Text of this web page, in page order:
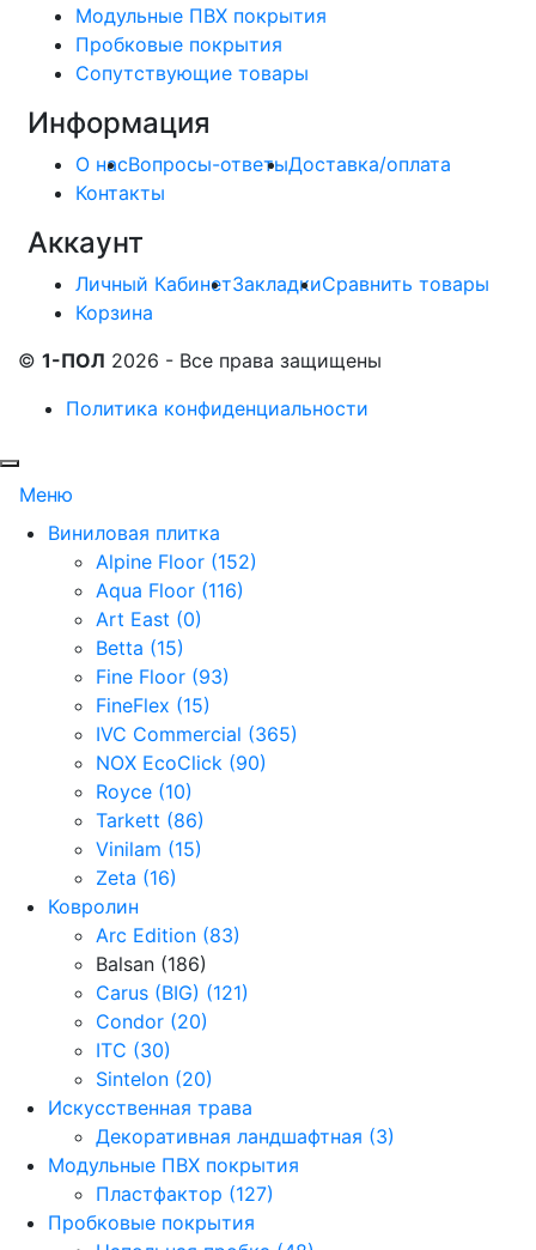
Модульные ПВХ покрытия
Пробковые покрытия
Сопутствующие товары
Информация
О насВопросы-ответыДоставка/оплата
Контакты
Аккаунт
Личный КабинетЗакладкиСравнить товары
Корзина
© 1-ПОЛ 2026 - Все права защищены
Политика конфиденциальности
Меню
Виниловая плитка
Alpine Floor (152)
Aqua Floor (116)
Art East (0)
Betta (15)
Fine Floor (93)
FineFlex (15)
IVC Commercial (365)
NOX EcoClick (90)
Royce (10)
Tarkett (86)
Vinilam (15)
Zeta (16)
Ковролин
Arc Edition (83)
Balsan (186)
Carus (BIG) (121)
Condor (20)
ITC (30)
Sintelon (20)
Искусственная трава
Декоративная ландшафтная (3)
Модульные ПВХ покрытия
Пластфактор (127)
Пробковые покрытия